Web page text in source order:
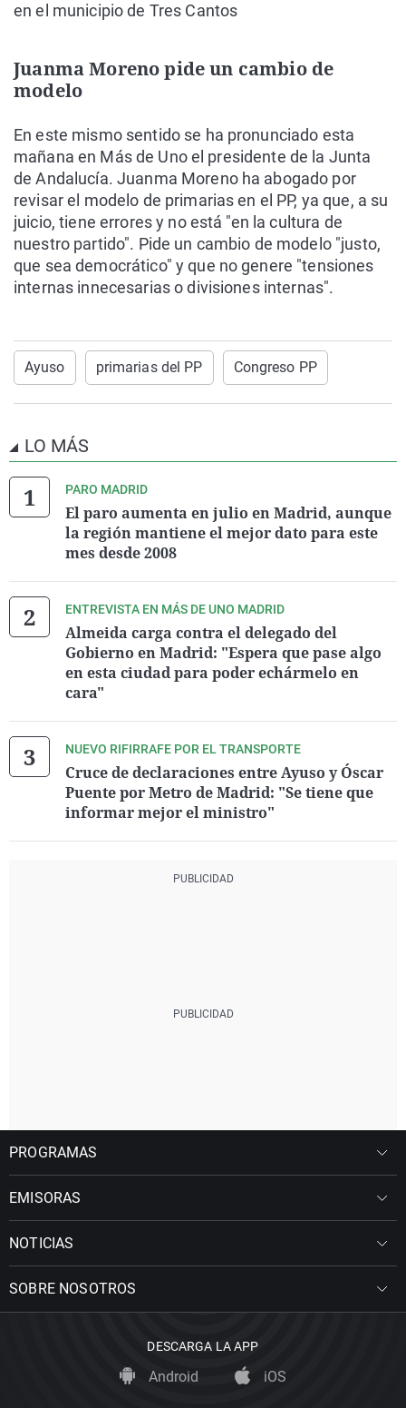
en el municipio de Tres Cantos
Juanma Moreno pide un cambio de
modelo
En este mismo sentido se ha pronunciado esta
mañana en Más de Uno el presidente de la Junta
de Andalucía. Juanma Moreno ha abogado por
revisar el modelo de primarias en el PP, ya que, a su
juicio, tiene errores y no está "en la cultura de
nuestro partido". Pide un cambio de modelo "justo,
que sea democrático" y que no genere "tensiones
internas innecesarias o divisiones internas".
Ayuso primarias del PP Congreso PP
LO MÁS
PARO MADRID
El paro aumenta en julio en Madrid, aunque
la región mantiene el mejor dato para este
mes desde 2008
ENTREVISTA EN MÁS DE UNO MADRID
Almeida carga contra el delegado del
Gobierno en Madrid: "Espera que pase algo
en esta ciudad para poder echármelo en
cara"
NUEVO RIFIRRAFE POR EL TRANSPORTE
Cruce de declaraciones entre Ayuso y Óscar
Puente por Metro de Madrid: "Se tiene que
informar mejor el ministro"
PROGRAMAS
EMISORAS
NOTICIAS
SOBRE NOSOTROS
DESCARGA LA APP
Android iOS